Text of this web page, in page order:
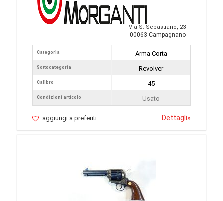
Via S. Sebastiano, 23
00063 Campagnano
Categoria
Sottocategoria
Calibro
Condizioni articolo
Arma Corta
Revolver
45
Usato
aggiungi a preferiti Dettagli»